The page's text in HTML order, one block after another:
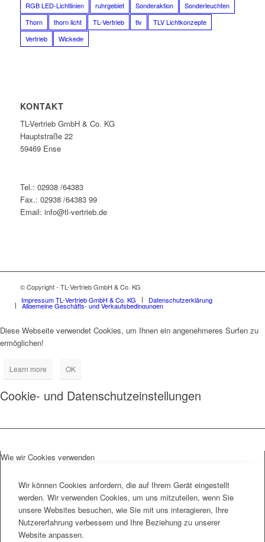
RGB LED-Lichtlinien
ruhrgebiet Sonderaktion
Sonderleuchten
Thorn
thorn licht TL-Vertrieb tlv
TLV Lichtkonzepte
Vertrieb
Wickede
KONTAKT
TL-Vertrieb GmbH & Co. KG
Hauptstraße 22
59469 Ense
Tel.: 02938 /64383
Fax.: 02938 /64383 99
Email: info@tl-vertrieb.de
© Copyright - TL-Vertrieb GmbH & Co. KG
Impressum TL-Vertrieb GmbH & Co. KG
Datenschutzerklärung
Allgemeine Geschäfts- und Verkaufsbedingungen
Diese Webseite verwendet Cookies, um Ihnen ein angenehmeres Surfen zu
ermöglichen!
Learn more OK
Cookie- und Datenschutzeinstellungen
Wie wir Cookies verwenden
Wir können Cookies anfordern, die auf Ihrem Gerät eingestellt
werden. Wir verwenden Cookies, um uns mitzuteilen, wenn Sie
unsere Websites besuchen, wie Sie mit uns interagieren, Ihre
Nutzererfahrung verbessern und Ihre Beziehung zu unserer
Website anpassen.